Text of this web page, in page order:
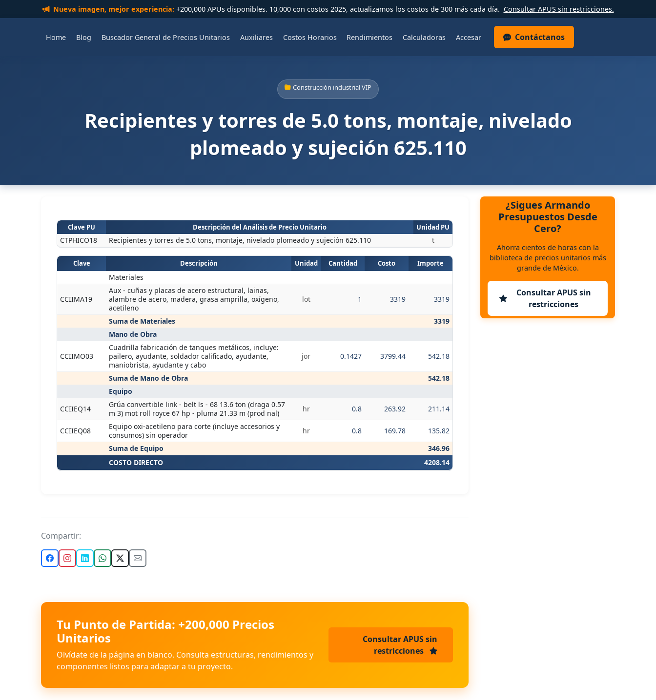
Nueva imagen, mejor experiencia:+200,000 APUs disponibles. 10,000 con costos 2025, actualizamos los costos de 300 más cada día. Consultar APUS sin restricciones.
Home Blog Buscador General de Precios Unitarios Auxiliares Costos Horarios Rendimientos Calculadoras Accesar Contáctanos
Construcción industrial VIP
Recipientes y torres de 5.0 tons, montaje, nivelado
plomeado y sujeción 625.110
Clave PU Descripción del Análisis de Precio Unitario Unidad PU
CTPHICO18 Recipientes y torres de 5.0 tons, montaje, nivelado plomeado y sujeción 625.110 t
Clave Descripción Unidad Cantidad Costo Importe
Materiales
CCIIMA19
Aux - cuñas y placas de acero estructural, lainas,
alambre de acero, madera, grasa amprilla, oxígeno,
acetileno
lot 1 3319 3319
Suma de Materiales
3319
Mano de Obra
CCIIMO03
Cuadrilla fabricación de tanques metálicos, incluye:
pailero, ayudante, soldador calificado, ayudante,
maniobrista, ayudante y cabo
jor 0.1427 3799.44 542.18
Suma de Mano de Obra
542.18
Equipo
CCIIEQ14
Grúa convertible link - belt ls - 68 13.6 ton (draga 0.57
m 3) mot roll royce 67 hp - pluma 21.33 m (prod nal)
hr 0.8 263.92 211.14
CCIIEQ08
Equipo oxi-acetileno para corte (incluye accesorios y
consumos) sin operador
hr 0.8 169.78
135.82
Suma de Equipo
346.96
COSTO DIRECTO
4208.14
Compartir:
Tu Punto de Partida: +200,000 Precios
Unitarios
Olvídate de la página en blanco. Consulta estructuras, rendimientos y
componentes listos para adaptar a tu proyecto.
Consultar APUS sin
restricciones
¿Sigues Armando
Presupuestos Desde
Cero?
Ahorra cientos de horas con la
biblioteca de precios unitarios más
grande de México.
Consultar APUS sin
restricciones